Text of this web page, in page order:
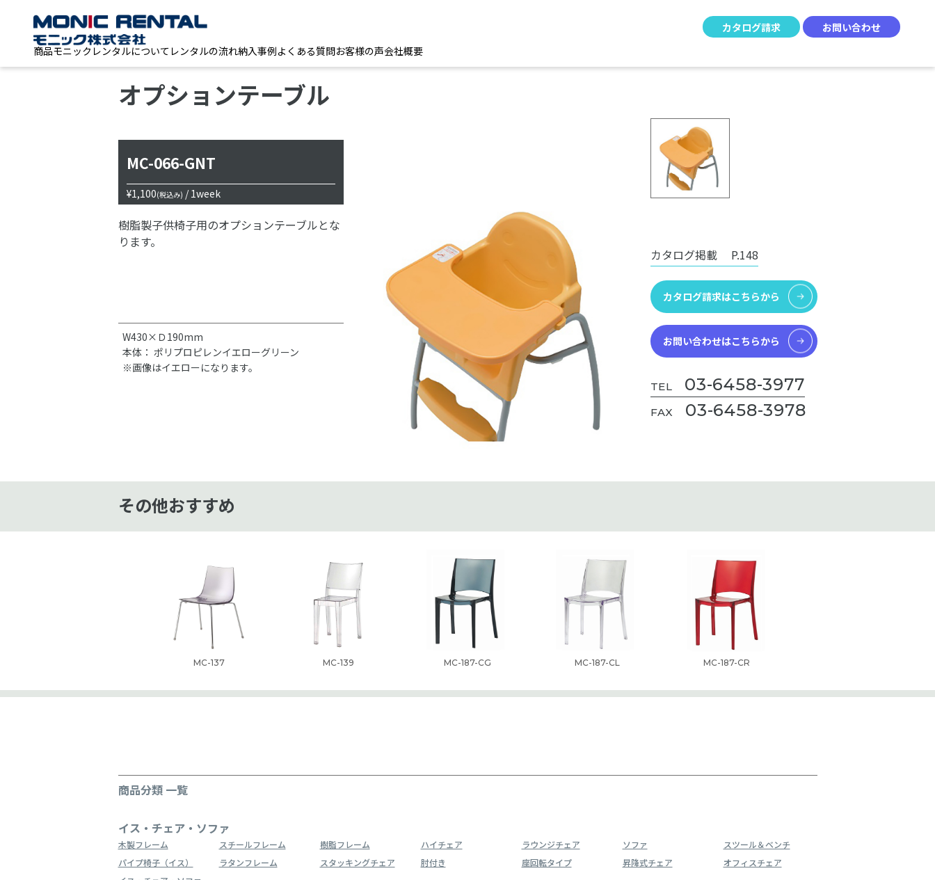
カタログ請求
お問い合わせ
商品モニックレンタルについて レンタルの流れ納入事例よくある質問お客様の声会社概要
オプションテーブル
MC-066-GNT
¥1,100(税込み) / 1week
樹脂製子供椅子用のオプションテーブルとな
ります。
W430×Ｄ190mm
本体： ポリプロピレンイエローグリーン
※画像はイエローになります。
カタログ掲載 P.148
カタログ請求はこちらから
お問い合わせはこちらから
TEL 03-6458-3977
FAX 03-6458-3978
その他おすすめ
MC-137 MC-139 MC-187-CG MC-187-CL MC-187-CR
商品分類 一覧
イス・チェア・ソファ
木製フレーム スチールフレーム 樹脂フレーム ハイチェア ラウンジチェア ソファ
スツール＆ベンチ
パイプ椅子（イス）
ラタンフレーム スタッキングチェア 肘付き 座回転タイプ 昇降式チェア
オフィスチェア